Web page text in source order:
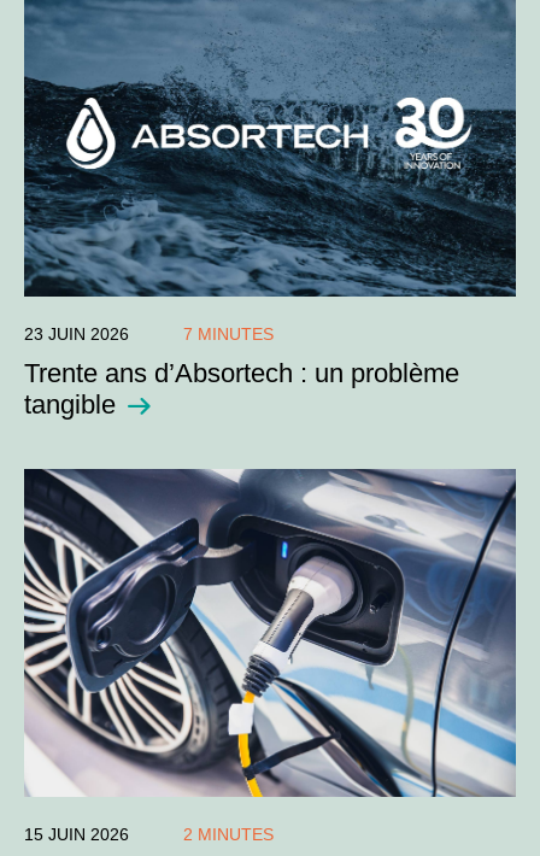
23 JUIN 2026 7 MINUTES
Trente ans d’Absortech : un problème
tangible
15 JUIN 2026 2 MINUTES